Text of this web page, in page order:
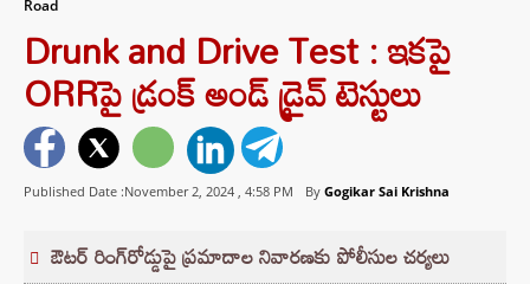
Road
Drunk and Drive Test : ఇకపై
ORRపై డ్రంక్‌ అండ్‌ డ్రైవ్‌ టెస్టులు
Published Date :November 2, 2024 , 4:58 PM By Gogikar Sai Krishna
ఔటర్‌ రింగ్‌రోడ్డుపై ప్రమాదాల నివారణకు పోలీసుల చర్యలు